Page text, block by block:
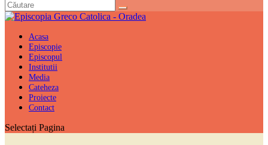
Acasa
Episcopie
Episcopul
Institutii
Media
Cateheza
Proiecte
Contact
Selectați Pagina